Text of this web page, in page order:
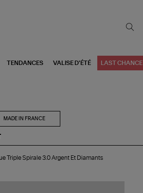
TENDANCES VALISE D'ÉTÉ LAST CHANCE
MADE IN FRANCE
Triple Spirale 3.0 Argent Et Diamants